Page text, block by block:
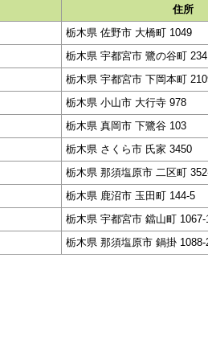
住所
栃木県 佐野市 大橋町 1049
栃木県 宇都宮市 鷺の谷町 234
栃木県 宇都宮市 下岡本町
栃木県 小山市 大行寺 978
栃木県 真岡市 下鷺谷 103
栃木県 さくら市 氏家 3450
栃木県 那須塩原市 二区町
栃木県 鹿沼市 玉田町 144-5
栃木県 宇都宮市 鐺山町 1067-
栃木県 那須塩原市 鍋掛 1088-